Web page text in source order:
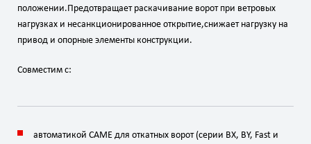
положении.Предотвращаетраскачивание воротпри ветровых
нагрузках и несанкционированное открытие,снижаетнагрузку на
привод и опорные элементы конструкции.
Совместим с:
автоматикой CAME для откатных ворот(серии BX, BY, Fast и